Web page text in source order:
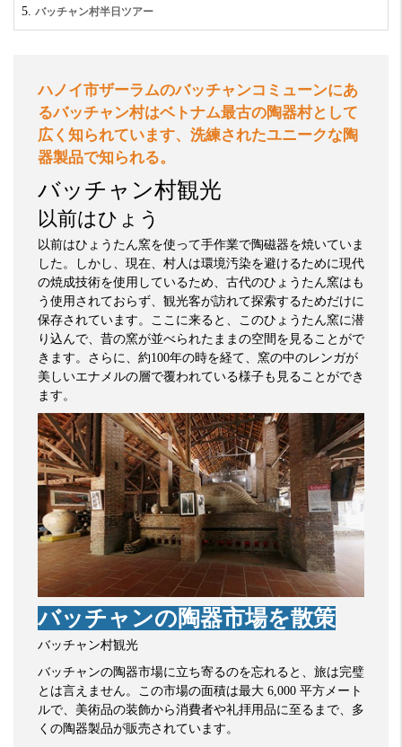
バッチャン村半日ツアー
ハノイ市ザーラムのバッチャンコミューンにあ
るバッチャン村はベトナム最古の陶器村として
広く知られています、洗練されたユニークな陶
器製品で知られる。
バッチャン村観光
以前はひょう
以前はひょうたん窯を使って手作業で陶磁器を焼いていま
した。しかし、現在、村人は環境汚染を避けるために現代
の焼成技術を使用しているため、古代のひょうたん窯はも
う使用されておらず、観光客が訪れて探索するためだけに
保存されています。ここに来ると、このひょうたん窯に潜
り込んで、昔の窯が並べられたままの空間を見ることがで
きます。さらに、約100年の時を経て、窯の中のレンガが
美しいエナメルの層で覆われている様子も見ることができ
ます。
バッチャンの陶器市場を散策
バッチャン村観光
バッチャンの陶器市場に立ち寄るのを忘れると、旅は完璧
とは言えません。この市場の面積は最大 6,000 平方メート
ルで、美術品の装飾から消費者や礼拝用品に至るまで、多
くの陶器製品が販売されています。